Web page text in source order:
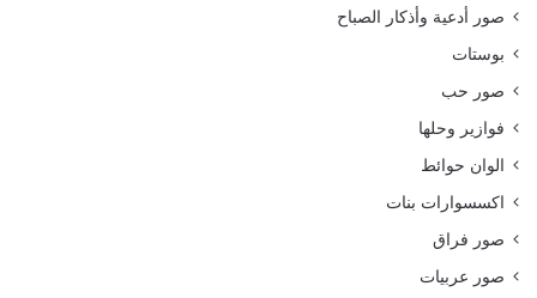
صور أدعية وأذكار الصباح
بوستات
صور حب
فوازير وحلها
الوان حوائط
اكسسوارات بنات
صور فراق
صور عربيات